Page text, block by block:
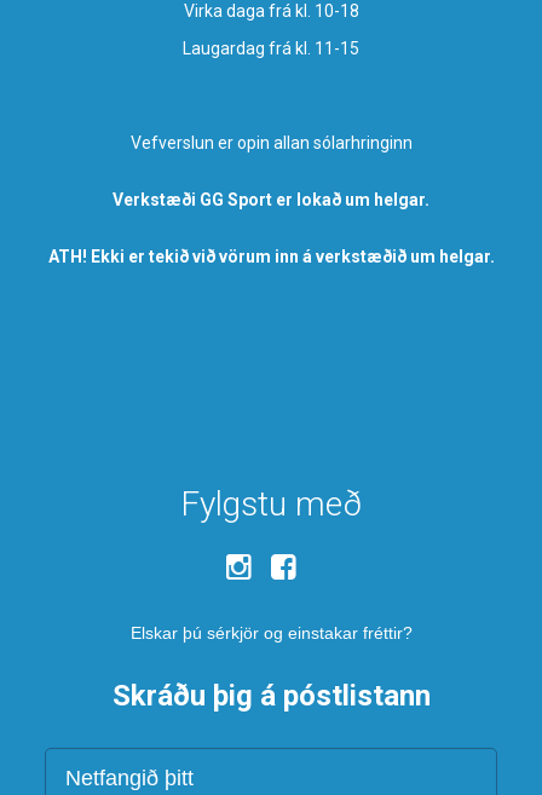
Virka daga frá kl. 10-18
Laugardag frá kl. 11-15
Vefverslun er opin allan sólarhringinn
Verkstæði GG Sport er lokað um helgar.
ATH! Ekki er tekið við vörum inn á verkstæðið um helgar.
Fylgstu með
Elskar þú sérkjör og einstakar fréttir?
Skráðu þig á póstlistann
Netfang